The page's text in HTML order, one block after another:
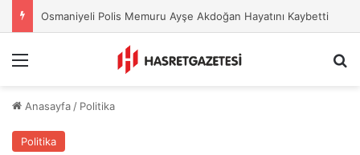
Osmaniye Belediyesi’nden Sahte Aramalara Kritik Uyarı
Anasayfa / Politika
Politika